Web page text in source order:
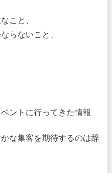
こと、
らないこと、
ントに行ってきた情報
な集客を期待するのは辞